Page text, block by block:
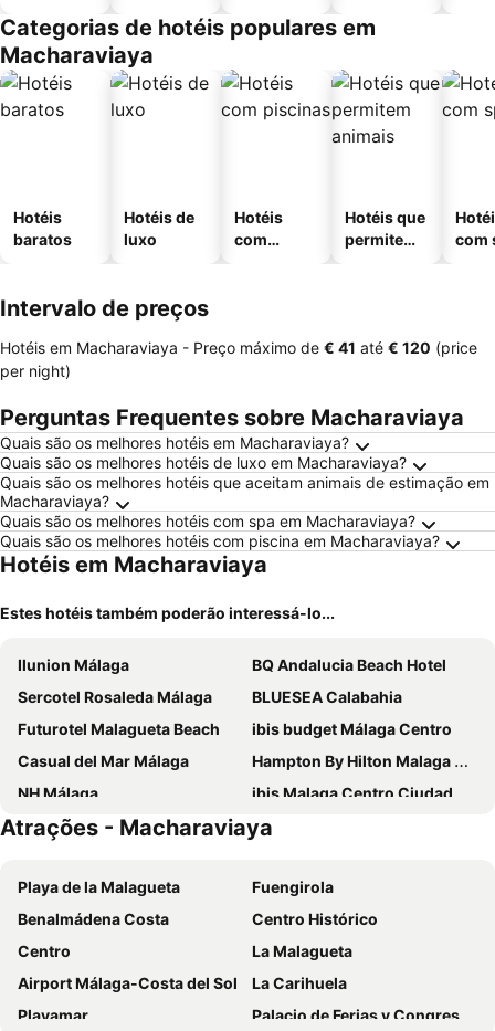
Categorias de hotéis populares em
Macharaviaya
Hotéis
baratos
Hotéis de
luxo
Hotéis
com
Hotéis que
permitem
com
Intervalo de preços
Hotéis em Macharaviaya - Preço máximo de ‎€ 41 até ‎€ 120 (price
per night)
Perguntas Frequentes sobre Macharaviaya
Quais são os melhores hotéis em Macharaviaya?
Quais são os melhores hotéis de luxo em Macharaviaya?
Quais são os melhores hotéis que aceitam animais de estimação em
Macharaviaya?
Quais são os melhores hotéis com spa em Macharaviaya?
Quais são os melhores hotéis com piscina em Macharaviaya?
Hotéis em Macharaviaya
Estes hotéis também poderão interessá-lo...
Ilunion Málaga
BQ Andalucia Beach Hotel
Sercotel Rosaleda Málaga
BLUESEA Calabahia
Futurotel Malagueta Beach
ibis budget Málaga Centro
Casual del Mar Málaga
Hampton By Hilton Malaga Martiricos
NH Málaga
ibis Malaga Centro Ciudad
Hotel Rincón Sol
Hotel MS Maestranza Málaga Centro
FAY Victoria Beach
Hotel Miraya
Soho Boutique Las Vegas
Residencia Universitaria San José
Gran Hotel Miramar GL
Novotel Suites Malaga Centro
Sallés Hotel Málaga Centro
Eurostars Astoria
GOOD VIBES ONLY Capsule Hostel Malaga
Don Curro
Atrações - Macharaviaya
Playa de la Malagueta
Fuengirola
Benalmádena Costa
Centro Histórico
Centro
La Malagueta
Airport Málaga-Costa del Sol
La Carihuela
Playamar
Palacio de Ferias y Congresos de Málaga